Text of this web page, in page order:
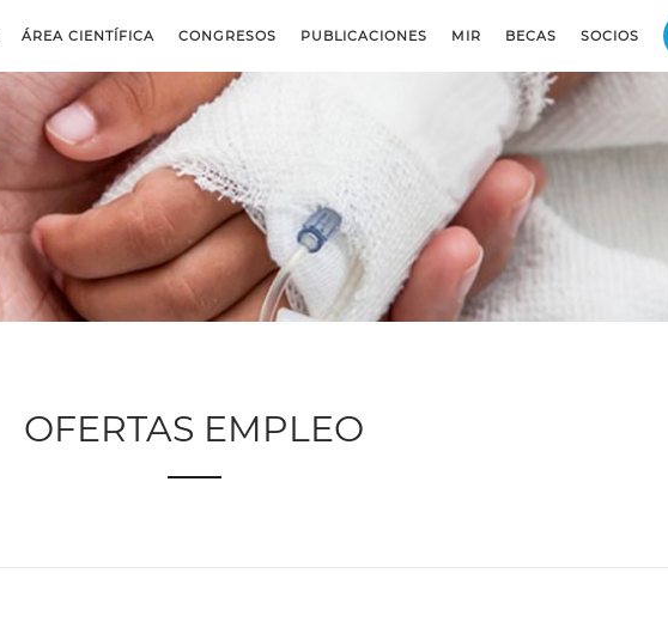
ÁREA CIENTÍFICA CONGRESOS PUBLICACIONES MIR BECAS SOCIOS
OFERTAS EMPLEO